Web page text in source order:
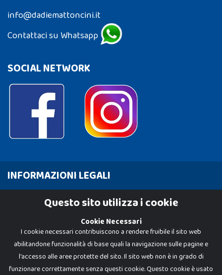
info@dadiemattoncini.it
Contattaci su Whatsapp
SOCIAL NETWORK
INFORMAZIONI LEGALI
Cookie PolicyQuesto sito utilizza i cookie
Cookie Necessari
I cookie necessari contribuiscono a rendere fruibile il sito web
abilitandone funzionalità di base quali la navigazione sulle pagine e
l'accesso alle aree protette del sito. Il sito web non è in grado di
funzionare correttamente senza questi cookie. Questo cookie è usato